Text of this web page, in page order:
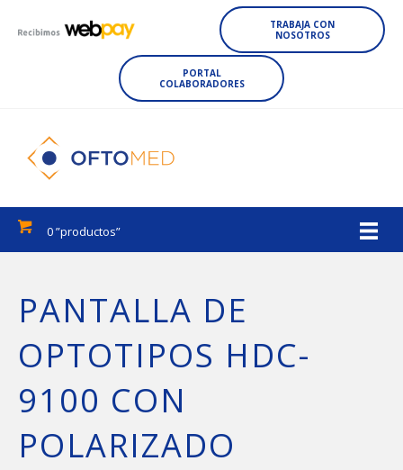
TRABAJA CON
NOSOTROS
PORTAL
COLABORADORES
0 ”productos”
PANTALLA DE
OPTOTIPOS HDC-
9100 CON
POLARIZADO